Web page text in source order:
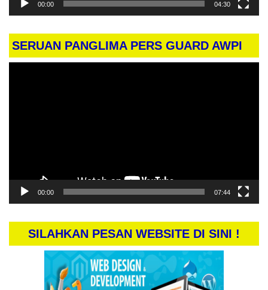
00:00 04:30
SERUAN PANGLIMA PERS GUARD AWPI
00:00 07:44
SILAHKAN PESAN WEBSITE DI SINI !